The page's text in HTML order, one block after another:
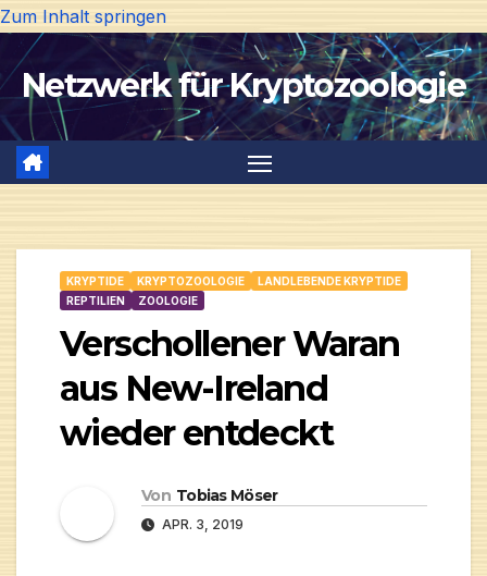
Zum Inhalt springen
Netzwerk für Kryptozoologie
KRYPTIDE KRYPTOZOOLOGIE
LANDLEBENDE KRYPTIDE
REPTILIEN
ZOOLOGIE
Verschollener Waran
aus New-Ireland
wieder entdeckt
Von Tobias Möser
APR. 3, 2019